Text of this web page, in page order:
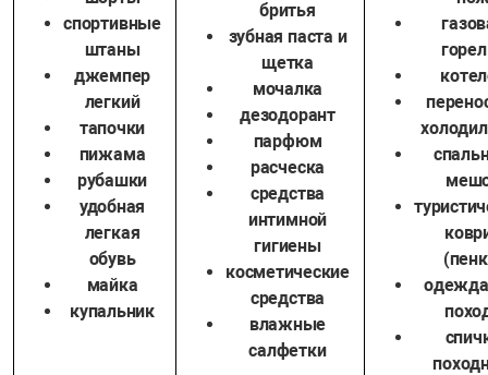
спортивные
штаны
джемпер
легкий
тапочки
пижама
рубашки
удобная
легкая
обувь
майка
купальник
бритья
зубная паста и
щетка
мочалка
дезодорант
парфюм
расческа
средства
интимной
гигиены
косметические
средства
влажные
салфетки